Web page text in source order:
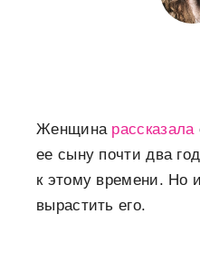
Женщина рассказала
ее сыну почти два
к этому времени. Но
вырастить его.